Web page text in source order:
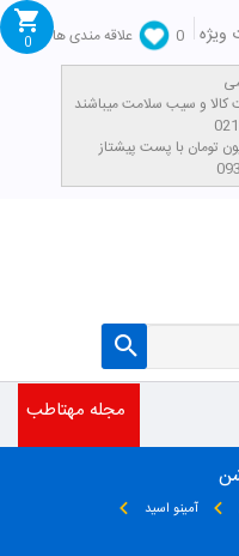
ویژه 0
علاقه مندی ها
0
مجله مهتاطب
آمینو اسید